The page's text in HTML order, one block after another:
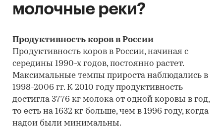
молочные реки?
Продуктивность коров в России
Продуктивность коров в России, начиная с
середины 1990-х годов, постоянно растет.
Максимальные темпы прироста наблюдались в
1998-2006 гг. К 2010 году продуктивность
достигла 3776 кг молока от одной коровы в год,
то есть на 1632 кг больше, чем в 1996 году, когда
надои были минимальны.